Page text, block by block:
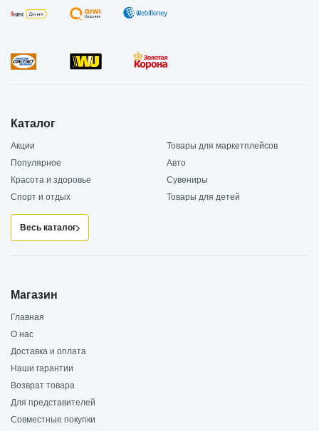
Каталог
Акции
Товары для маркетплейсов
Популярное
Авто
Красота и здоровье
Сувениры
Спорт и отдых
Товары для детей
Весь каталог
Магазин
Главная
О нас
Доставка и оплата
Наши гарантии
Возврат товара
Для представителей
Совместные покупки